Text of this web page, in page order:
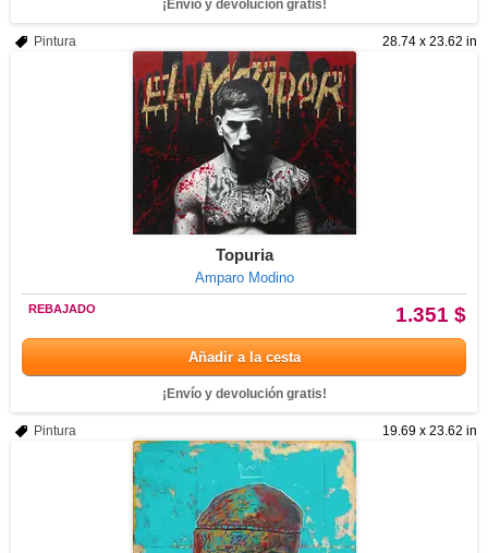
¡Envío y devolución gratis!
28.74 x 23.62 in
Pintura
Topuria
Amparo Modino
1.351 $
REBAJADO
Añadir a la cesta
¡Envío y devolución gratis!
19.69 x 23.62 in
Pintura